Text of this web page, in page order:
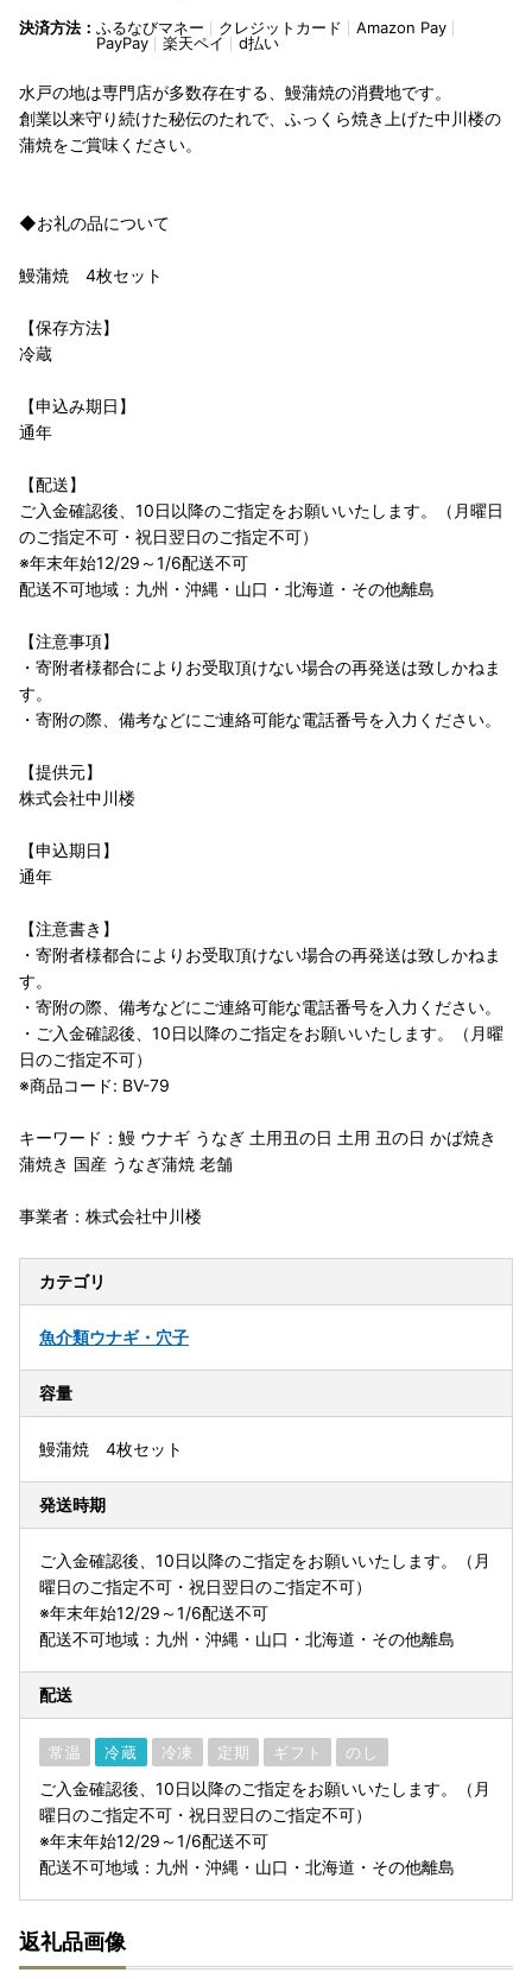
決済方法： ふるなびマネー クレジットカード
Amazon Pay
PayPay
楽天ペイ d払い
水戸の地は専門店が多数存在する、鰻蒲焼の消費地です。
創業以来守り続けた秘伝のたれで、ふっくら焼き上げた中川楼の
蒲焼をご賞味ください。
◆お礼の品について
鰻蒲焼 4枚セット
【保存方法】
冷蔵
【申込み期日】
通年
【配送】
ご入金確認後、10日以降のご指定をお願いいたします。（月曜日
のご指定不可・祝日翌日のご指定不可）
※年末年始12/29～1/6配送不可
配送不可地域：九州・沖縄・山口・北海道・その他離島
【注意事項】
・寄附者様都合によりお受取頂けない場合の再発送は致しかねま
す。
・寄附の際、備考などにご連絡可能な電話番号を入力ください。
【提供元】
株式会社中川楼
【申込期日】
通年
【注意書き】
・寄附者様都合によりお受取頂けない場合の再発送は致しかねま
す。
・寄附の際、備考などにご連絡可能な電話番号を入力ください。
・ご入金確認後、10日以降のご指定をお願いいたします。（月曜
日のご指定不可）
※商品コード: BV-79
キーワード：鰻 ウナギ うなぎ 土用丑の日 土用 丑の日 かば焼き
蒲焼き 国産 うなぎ蒲焼 老舗
事業者：株式会社中川楼
カテゴリ
魚介類ウナギ・穴子
容量
鰻蒲焼 4枚セット
発送時期
ご入金確認後、10日以降のご指定をお願いいたします。（月
曜日のご指定不可・祝日翌日のご指定不可）
※年末年始12/29～1/6配送不可
配送不可地域：九州・沖縄・山口・北海道・その他離島
配送
常温 冷蔵 冷凍 定期 ギフト のし
ご入金確認後、10日以降のご指定をお願いいたします。（月
曜日のご指定不可・祝日翌日のご指定不可）
※年末年始12/29～1/6配送不可
配送不可地域：九州・沖縄・山口・北海道・その他離島
返礼品画像